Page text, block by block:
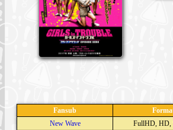
Fansub
New Wave
FullHD, HD,